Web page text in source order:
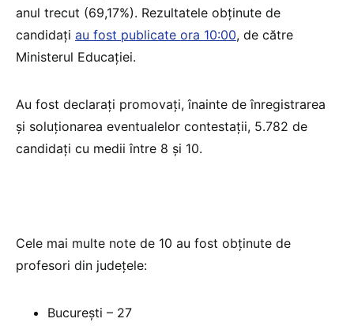
anul trecut (69,17%). Rezultatele obținute de
candidați au fost publicate ora 10:00, de către
Ministerul Educației.
Au fost declarați promovați, înainte de înregistrarea
și soluționarea eventualelor contestații, 5.782 de
candidați cu medii între 8 și 10.
Cele mai multe note de 10 au fost obținute de
profesori din județele:
București – 27